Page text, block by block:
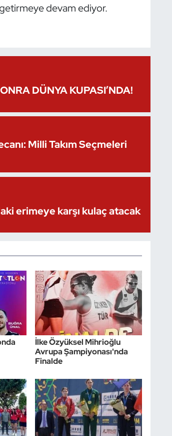
getirmeye devam ediyor.
DÜNYA KUPASI’NDA!
Milli Takım Seçmeleri
erimeye karşı kulaç atacak
İlke Özyüksel Mihrioğlu
Avrupa Şampiyonası'nda
Finalde